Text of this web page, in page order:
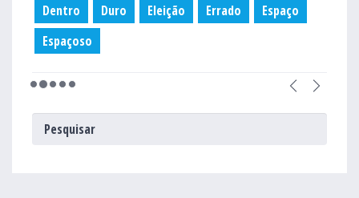
Dentro
Duro Eleição Errado
Espaço
Espaçoso